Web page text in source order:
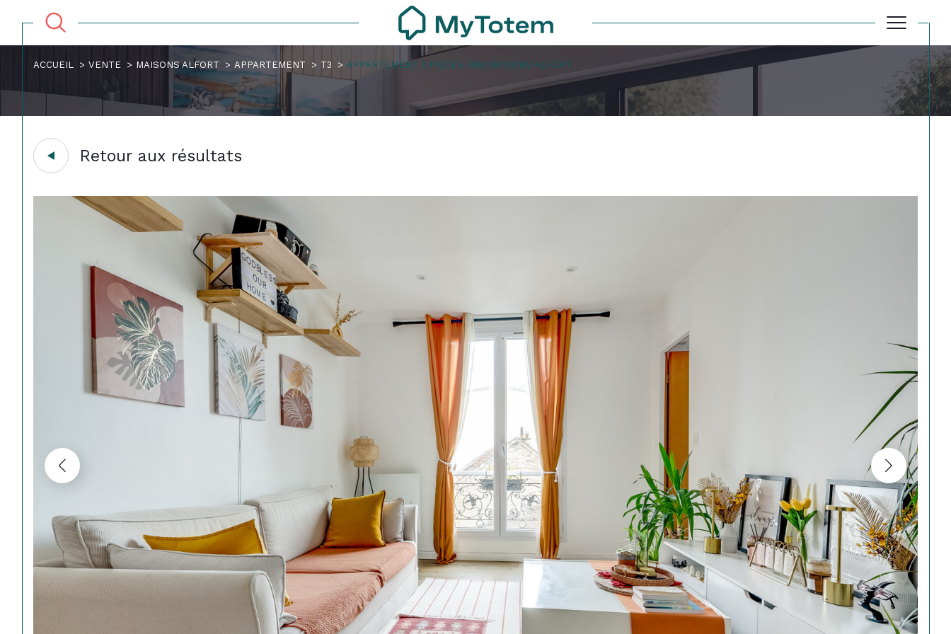
ACCUEIL VENTE MAISONS ALFORT APPARTEMENT T3 APPARTEMENT 3 PIECES 49M MAISONS ALFORT
Retour aux résultats